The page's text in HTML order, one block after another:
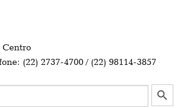
Centro
(22) 2737-4700 / (22) 98114-3857
Search Button